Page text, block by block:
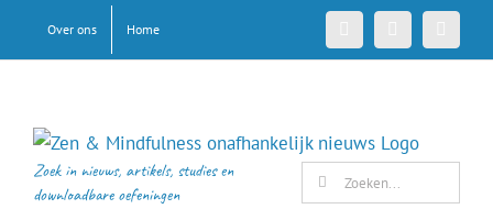
Over ons Home
Zoek in nieuws, artikels, studies en
downloadbare oefeningen
Zoeken
naar: